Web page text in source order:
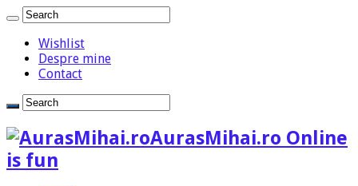
Wishlist
Despre mine
Contact
AurasMihai.ro Online
is fun